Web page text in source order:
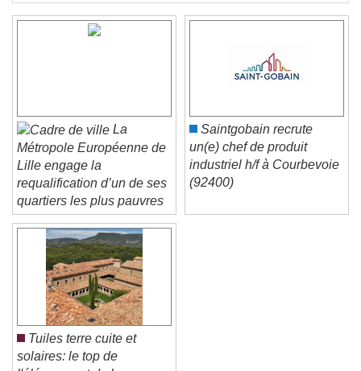
La
Métropole Européenne de
Lille engage la
requalification d’un de ses
quartiers les plus pauvres
Saintgobain recrute
un(e) chef de produit
industriel h/f à Courbevoie
Tuiles terre cuite et
solaires: le top de